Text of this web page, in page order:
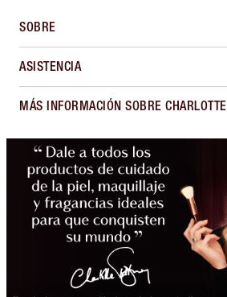
SOBRE
ASISTENCIA
MÁS INFORMACIÓN SOBRE CHARLOTTE